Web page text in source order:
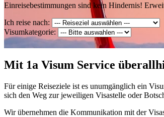
Einreisebestimmungen sind kein Hindernis!
Ich reise nach:
Visumkategorie:
Mit 1a Visum Service
Für einige Reiseziele ist es unumgänglich ein
sich den Weg zur jeweiligen Visastelle oder
Wir übernehmen die Kommunikation mit der